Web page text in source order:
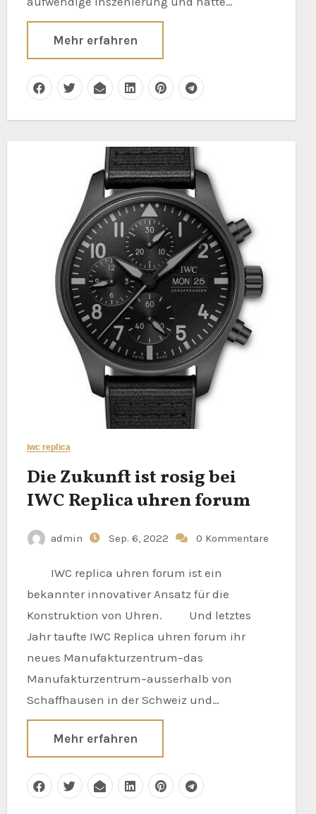
Mehr erfahren
iwc replica
Die Zukunft ist rosig bei
IWC Replica uhren forum
admin Sep. 6, 2022 0 Kommentare
IWC replica uhren forum ist ein
bekannter innovativer Ansatz für die
Konstruktion von Uhren. Und letztes
Jahr taufte IWC Replica uhren forum ihr
neues Manufakturzentrum–das
Manufakturzentrum–ausserhalb von
Schaffhausen in der Schweiz und…
Mehr erfahren